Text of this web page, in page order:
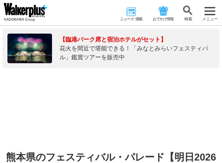
ニュース･連載 おでかけ情報 検 索 メニュー
【臨港パーク席と宿泊ホテルがセット】
花火を間近で堪能できる！「みなとみらいフェスティバ
ル」鑑賞ツアーを販売中
熊本県のフェスティバル・パレード【明日2026